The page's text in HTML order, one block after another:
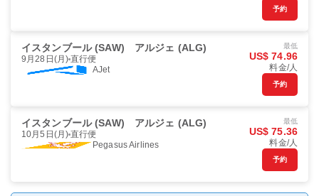
予約
イスタンブール (SAW) アルジェ (ALG)
9月28日(月) 直行便
AJet
最低
US$ 74.96
料金/人
予約
イスタンブール (SAW) アルジェ (ALG)
10月5日(月) 直行便
Pegasus Airlines
最低
US$ 75.36
料金/人
予約